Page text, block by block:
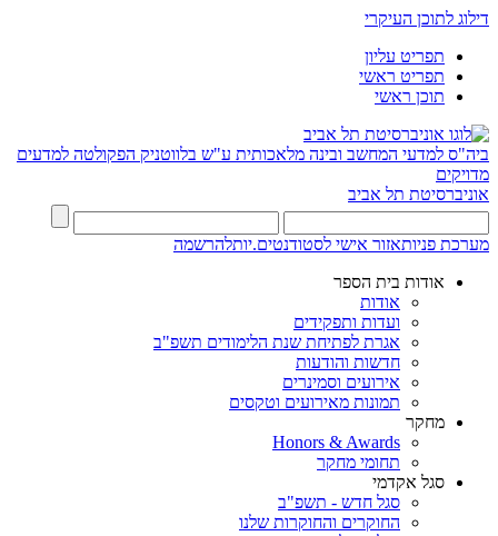
דילוג לתוכן העיקרי
תפריט עליון
תפריט ראשי
תוכן ראשי
ביה"ס למדעי המחשב ובינה מלאכותית ע"ש בלווטניק הפקולטה למדעים
מדויקים
אוניברסיטת תל אביב
מערכת פניותאזור אישי לסטודנטים.יותלהרשמה
אודות בית הספר
אודות
ועדות ותפקידים
אגרת לפתיחת שנת הלימודים תשפ"ב
חדשות והודעות
אירועים וסמינרים
תמונות מאירועים וטקסים
מחקר
Honors & Awards
תחומי מחקר
סגל אקדמי
סגל חדש - תשפ"ב
החוקרים והחוקרות שלנו